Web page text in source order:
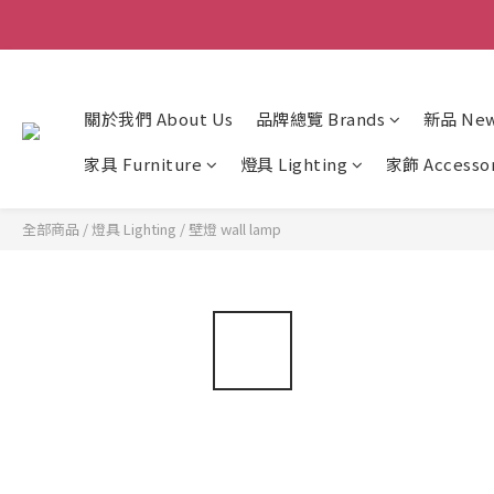
關於我們 About Us 品牌總覽 Brands
新品
家具 Furniture
燈具 Lighting 家飾
全部商品 /燈具 Lighting /壁燈 wall lamp